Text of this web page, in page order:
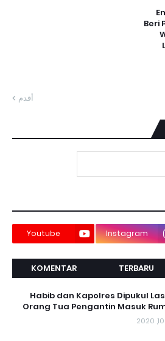
Beri
أقدم
Instagram
Youtube
TERBARU
KOMENTAR
Habib dan Kapolres Dipukul
Orang Tua Pengantin Masuk